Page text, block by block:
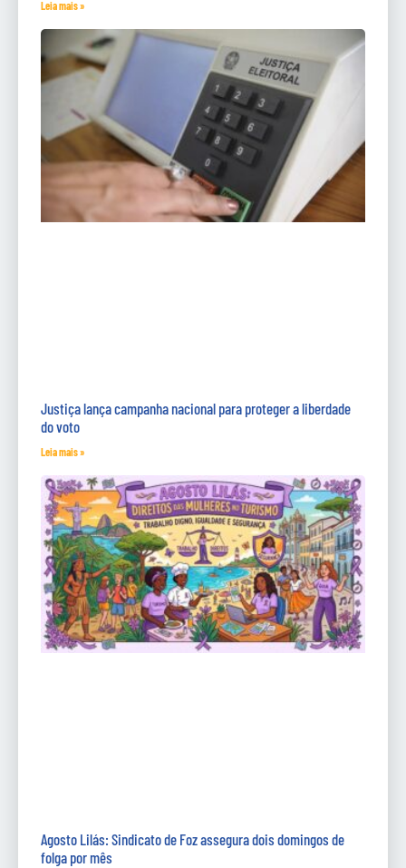
Leia mais »
Justiça lança campanha nacional para proteger a liberdade
do voto
Leia mais »
Agosto Lilás: Sindicato de Foz assegura dois domingos de
folga por mês